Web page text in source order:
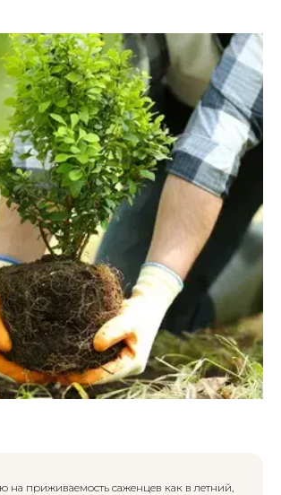
на приживаемость саженцев как в летний,